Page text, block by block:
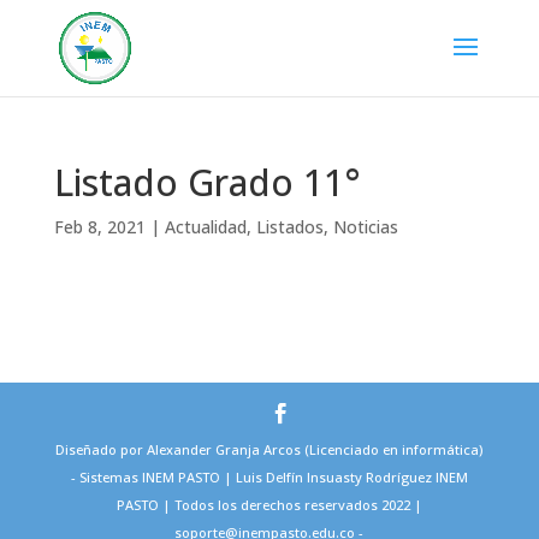
Listado Grado 11°
Feb 8, 2021 | Actualidad, Listados, Noticias
Diseñado por Alexander Granja Arcos (Licenciado en informática)
- Sistemas INEM PASTO | Luis Delfín Insuasty Rodríguez INEM
PASTO | Todos los derechos reservados 2022 |
soporte@inempasto.edu.co -